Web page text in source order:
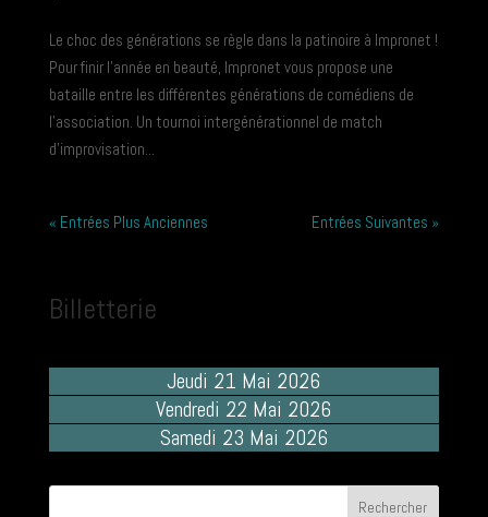
Le choc des générations se règle dans la patinoire à Impronet !
Pour finir l’année en beauté, Impronet vous propose une
bataille entre les différentes générations de comédiens de
l’association. Un tournoi intergénérationnel de match
d’improvisation...
« Entrées Plus Anciennes Entrées Suivantes »
Billetterie
Jeudi 21 Mai 2026
Vendredi 22 Mai 2026
Samedi 23 Mai 2026